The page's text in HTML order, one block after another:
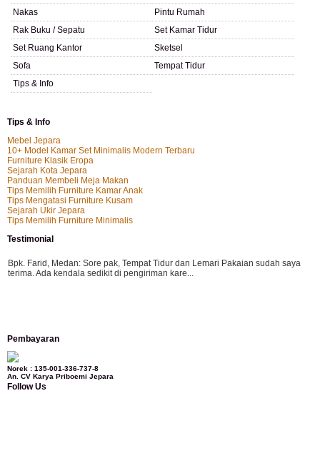
Nakas
Pintu Rumah
Rak Buku / Sepatu
Set Kamar Tidur
Set Ruang Kantor
Sketsel
Sofa
Tempat Tidur
Tips & Info
Tips & Info
Mebel Jepara
10+ Model Kamar Set Minimalis Modern Terbaru
Furniture Klasik Eropa
Sejarah Kota Jepara
Panduan Membeli Meja Makan
Tips Memilih Furniture Kamar Anak
Tips Mengatasi Furniture Kusam
Sejarah Ukir Jepara
Tips Memilih Furniture Minimalis
Testimonial
Bpk. Farid, Medan: Sore pak, Tempat Tidur dan Lemari Pakaian sudah saya
terima. Ada kendala sedikit di pengiriman kare...
kursi teras saya sudah saya terima dan p...
Pembayaran
Norek : 135-001-336-737-8
An. CV Karya Priboemi Jepara
Follow Us